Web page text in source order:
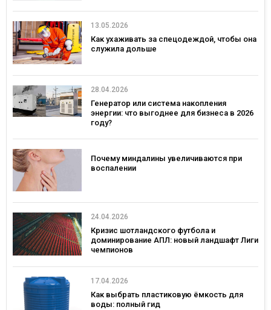
13.05.2026
Как ухаживать за спецодеждой, чтобы она
служила дольше
28.04.2026
Генератор или система накопления
энергии: что выгоднее для бизнеса в 2026
году?
Почему миндалины увеличиваются при
воспалении
24.04.2026
Кризис шотландского футбола и
доминирование АПЛ: новый ландшафт Лиги
чемпионов
17.04.2026
Как выбрать пластиковую ёмкость для
воды: полный гид